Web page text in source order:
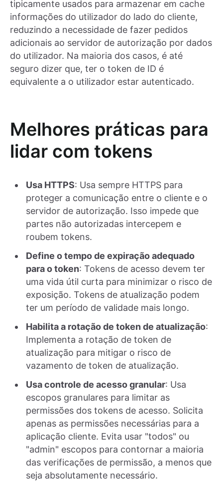
tipicamente usados para armazenar em cache
informações do utilizador do lado do cliente,
reduzindo a necessidade de fazer pedidos
adicionais ao servidor de autorização por dados
do utilizador. Na maioria dos casos, é até
seguro dizer que, ter o token de ID é
equivalente a o utilizador estar autenticado.
Melhores práticas para
lidar com tokens
Usa HTTPS: Usa sempre HTTPS para
proteger a comunicação entre o cliente e o
servidor de autorização. Isso impede que
partes não autorizadas intercepem e
roubem tokens.
Define o tempo de expiração adequado
para o token: Tokens de acesso devem ter
uma vida útil curta para minimizar o risco de
exposição. Tokens de atualização podem
ter um período de validade mais longo.
Habilita a rotação de token de atualização:
Implementa a rotação de token de
atualização para mitigar o risco de
vazamento de token de atualização.
Usa controle de acesso granular: Usa
escopos granulares para limitar as
permissões dos tokens de acesso. Solicita
apenas as permissões necessárias para a
aplicação cliente. Evita usar "todos" ou
"admin" escopos para contornar a maioria
das verificações de permissão, a menos que
seja absolutamente necessário.